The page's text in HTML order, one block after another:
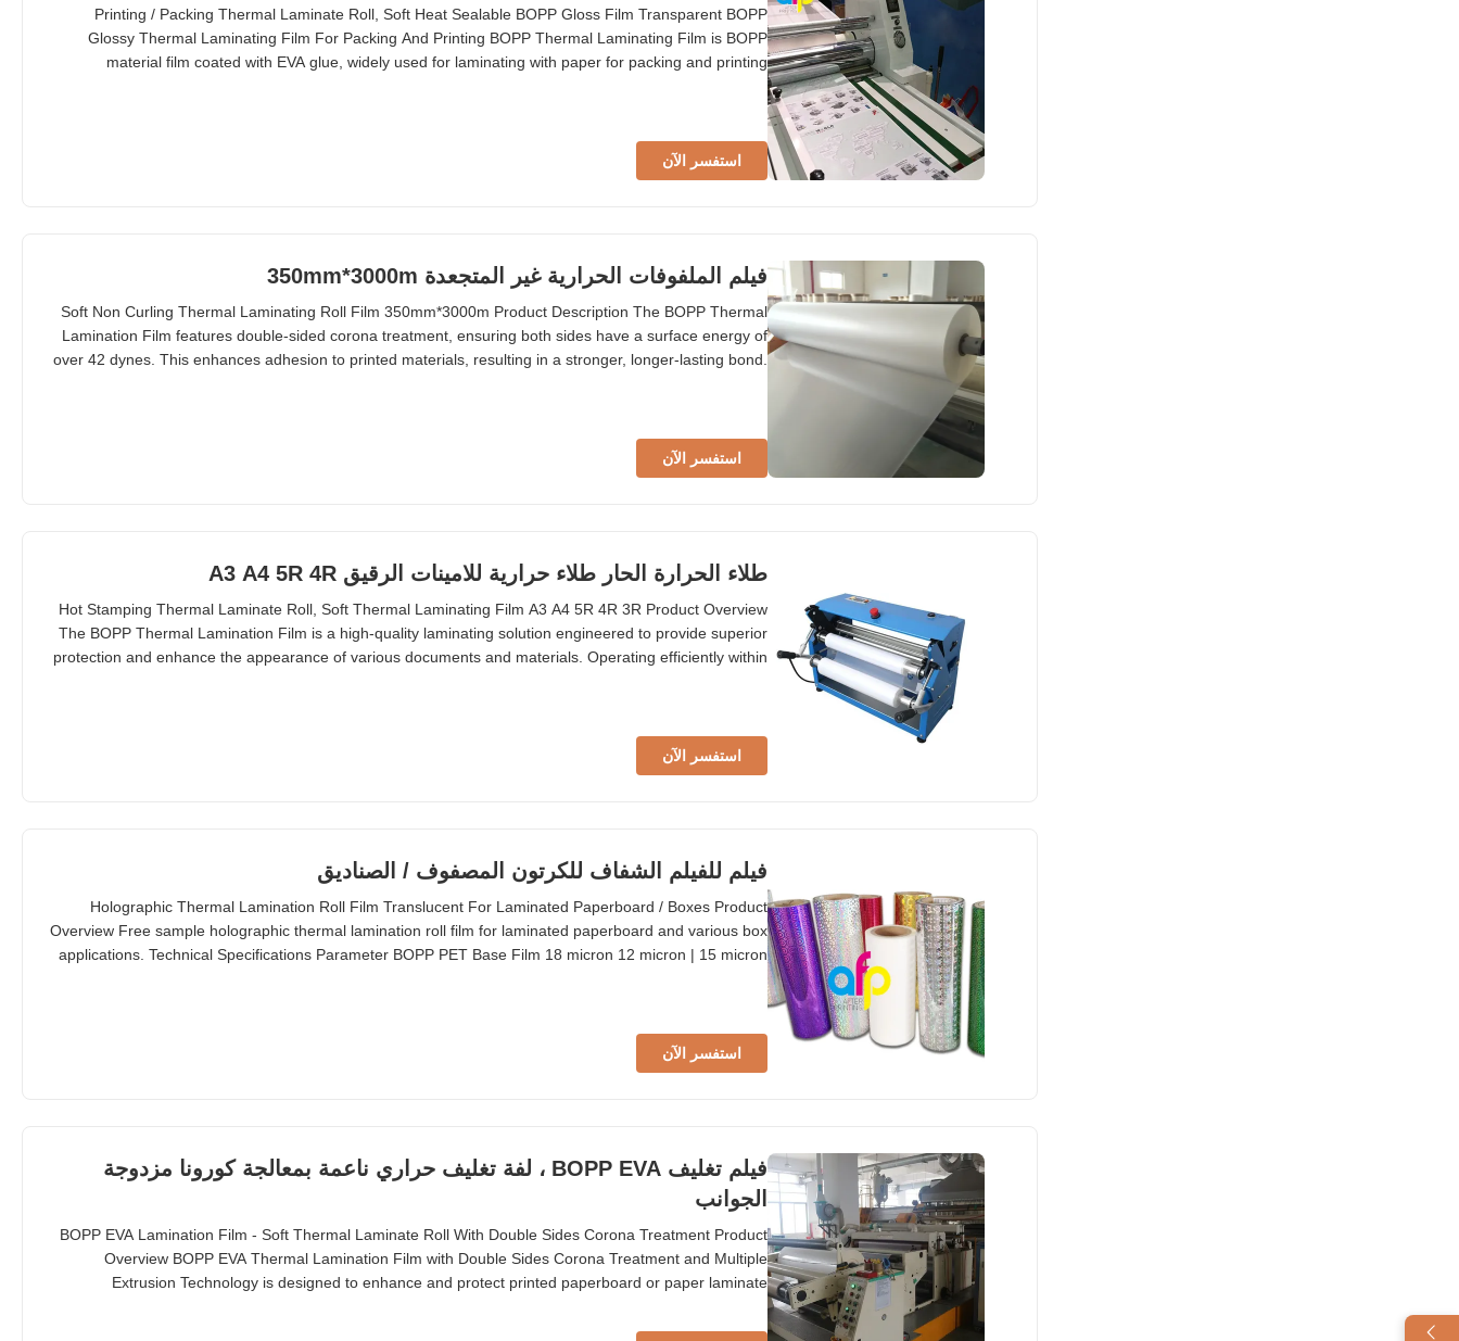
Printing / Packing Thermal Laminate Roll, Soft Heat Sealable BOPP Gloss Film Transparent BOPP
Glossy Thermal Laminating Film For Packing And Printing BOPP Thermal Laminating Film is BOPP
material film coated with EVA glue, widely used for laminating with paper for packing and printing
استفسر الآن
فيلم الملفوفات الحرارية غير المتجعدة 350mm*3000m
Soft Non Curling Thermal Laminating Roll Film 350mm*3000m Product Description The BOPP Thermal
Lamination Film features double-sided corona treatment, ensuring both sides have a surface energy of
over 42 dynes. This enhances adhesion to printed materials, resulting in a stronger, longer-lasting bond.
استفسر الآن
طلاء الحرارة الحار طلاء حرارية للامينات الرقيق A3 A4 5R 4R
Hot Stamping Thermal Laminate Roll, Soft Thermal Laminating Film A3 A4 5R 4R 3R Product Overview
The BOPP Thermal Lamination Film is a high-quality laminating solution engineered to provide superior
protection and enhance the appearance of various documents and materials. Operating efficiently within
استفسر الآن
فيلم للفيلم الشفاف للكرتون المصفوف / الصناديق
Holographic Thermal Lamination Roll Film Translucent For Laminated Paperboard / Boxes Product
Overview Free sample holographic thermal lamination roll film for laminated paperboard and various box
applications. Technical Specifications Parameter BOPP PET Base Film 18 micron 12 micron | 15 micron
استفسر الآن
فيلم تغليف BOPP EVA ، لفة تغليف حراري ناعمة بمعالجة كورونا مزدوجة
الجوانب
BOPP EVA Lamination Film - Soft Thermal Laminate Roll With Double Sides Corona Treatment Product
Overview BOPP EVA Thermal Lamination Film with Double Sides Corona Treatment and Multiple
Extrusion Technology is designed to enhance and protect printed paperboard or paper laminate
finishing. Technical Specifications Parameter Specification Technology Multiple Extrusion